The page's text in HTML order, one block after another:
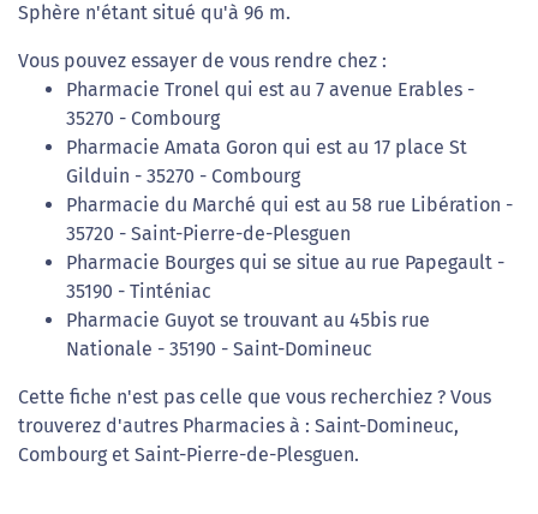
Sphère n'étant situé qu'à 96 m.
Vous pouvez essayer de vous rendre chez :
Pharmacie Tronel qui est au 7 avenue Erables -
35270 - Combourg
Pharmacie Amata Goron qui est au 17 place St
Gilduin - 35270 - Combourg
Pharmacie du Marché qui est au 58 rue Libération -
35720 - Saint-Pierre-de-Plesguen
Pharmacie Bourges qui se situe au rue Papegault -
35190 - Tinténiac
Pharmacie Guyot se trouvant au 45bis rue
Nationale - 35190 - Saint-Domineuc
Cette fiche n'est pas celle que vous recherchiez ? Vous
trouverez d'autres Pharmacies à : Saint-Domineuc,
Combourg et Saint-Pierre-de-Plesguen.